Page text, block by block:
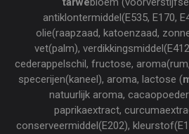
antiklontermiddel(E535, E170,
olie(raapzaad, katoenzaad,
vet(palm),
cederappelschil, fructose,
specerijen(kaneel), aroma, lactose (
natuurlijk aroma,
paprikaextract,
conserveermiddel(E202),